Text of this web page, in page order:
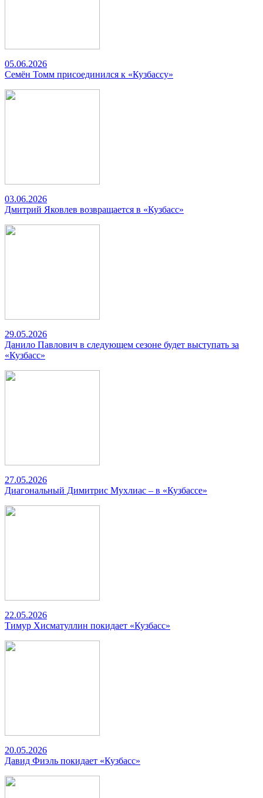
05.06.2026
Семён Томм присоединился к «Кузбассу»
03.06.2026
Дмитрий Яковлев возвращается в «Кузбасс»
29.05.2026
Данило Павлович в следующем сезоне будет выступать за
«Кузбасс»
27.05.2026
Диагональный Димитрис Мухлиас – в «Кузбассе»
22.05.2026
Тимур Хисматуллин покидает «Кузбасс»
20.05.2026
Давид Фиэль покидает «Кузбасс»